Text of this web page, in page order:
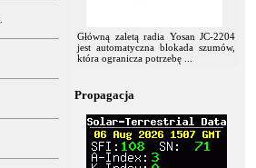
Główną zaletą radia Yosan JC-2204
jest automatyczna blokada szumów,
która ogranicza potrzebę ...
Propagacja